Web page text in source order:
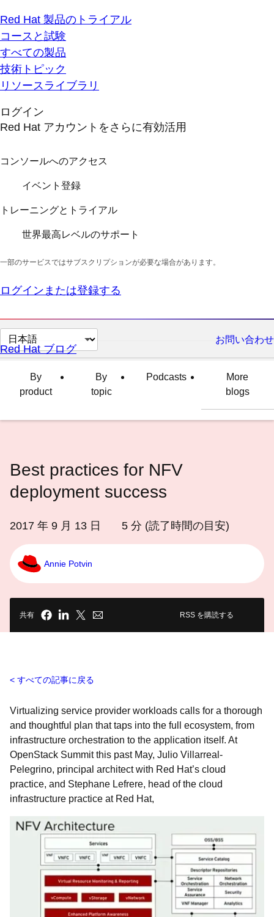
Red Hat 製品のトライアル
コースと試験
すべての製品
技術トピック
リソースライブラリ
ログイン
Red Hat アカウントをさらに有効活用
コンソールへのアクセス
イベント登録
トレーニングとトライアル
世界最高レベルのサポート
一部のサービスではサブスクリプションが必要な場合があります。
ログインまたは登録する
ペ
ー
語
い
お問い合わせ
Red Hat ブログ
By
product
By
topic
Podcasts
More
blogs
Best practices for NFV
deployment success
2017 年 9 月 13 日 5 分 (読了時間の目安)
Annie Potvin
共有 RSS を購読する
すべての記事に戻る
Virtualizing service provider workloads calls for a thorough
and thoughtful plan that taps into the full ecosystem, from
infrastructure orchestration to the application itself. At
OpenStack Summit this past May, Julio Villarreal-
Pelegrino, principal architect with Red Hat’s cloud
practice, and Stephane Lefrere, head of the cloud
infrastructure practice at Red Hat,